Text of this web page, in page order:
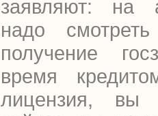
заявляют: на
надо
получение
время
лицензия,